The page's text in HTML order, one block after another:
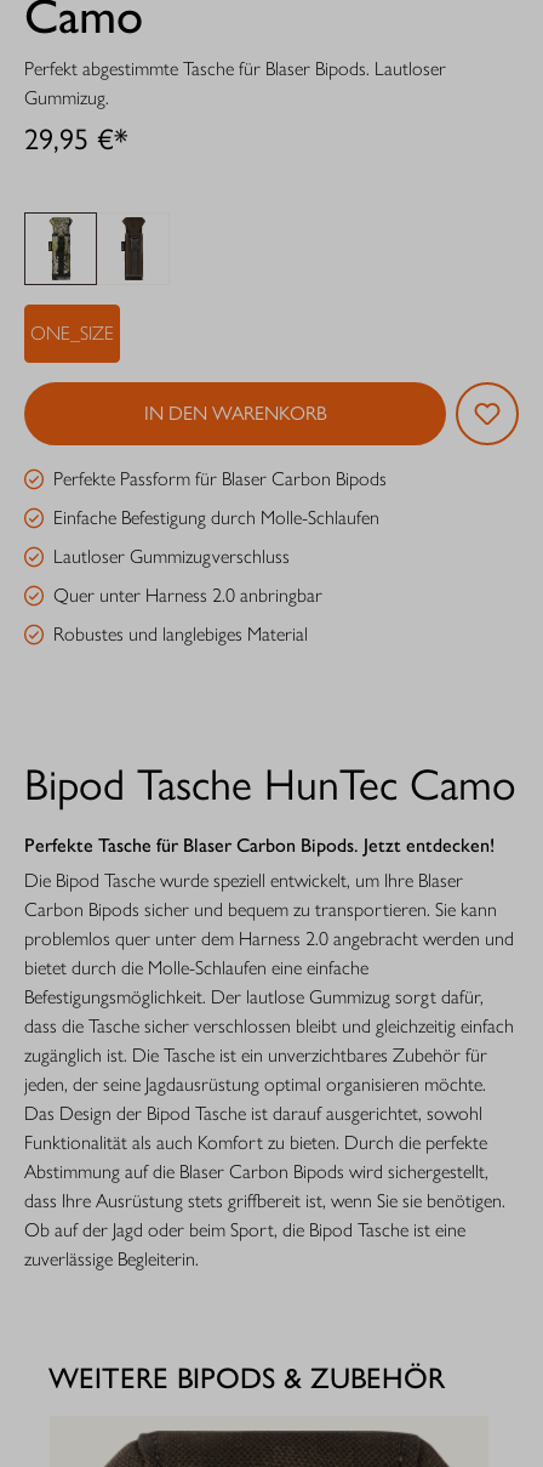
Camo
Perfekt abgestimmte Tasche für Blaser Bipods. Lautloser
Gummizug.
29,95 €*
ONE_SIZE
IN DEN WARENKORB
Perfekte Passform für Blaser Carbon Bipods
Einfache Befestigung durch Molle-Schlaufen
Lautloser Gummizugverschluss
Quer unter Harness 2.0 anbringbar
Robustes und langlebiges Material
Bipod Tasche HunTec Camo
Perfekte Tasche für Blaser Carbon Bipods. Jetzt entdecken!
Die Bipod Tasche wurde speziell entwickelt, um Ihre Blaser
Carbon Bipods sicher und bequem zu transportieren. Sie kann
problemlos quer unter dem Harness 2.0 angebracht werden und
bietet durch die Molle-Schlaufen eine einfache
Befestigungsmöglichkeit. Der lautlose Gummizug sorgt dafür,
dass die Tasche sicher verschlossen bleibt und gleichzeitig einfach
zugänglich ist. Die Tasche ist ein unverzichtbares Zubehör für
jeden, der seine Jagdausrüstung optimal organisieren möchte.
Das Design der Bipod Tasche ist darauf ausgerichtet, sowohl
Funktionalität als auch Komfort zu bieten. Durch die perfekte
Abstimmung auf die Blaser Carbon Bipods wird sichergestellt,
dass Ihre Ausrüstung stets griffbereit ist, wenn Sie sie benötigen.
Ob auf der Jagd oder beim Sport, die Bipod Tasche ist eine
zuverlässige Begleiterin.
WEITERE BIPODS & ZUBEHÖR